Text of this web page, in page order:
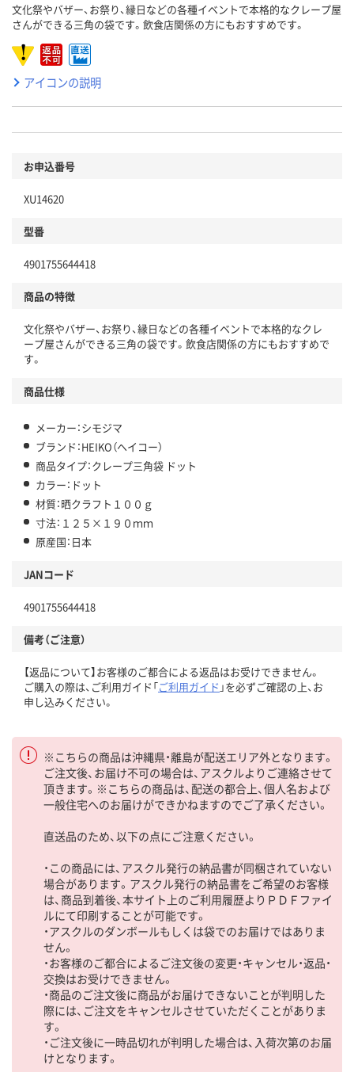
文化祭やバザー、お祭り、縁日などの各種イベントで本格的なクレープ屋
さんができる三角の袋です。飲食店関係の方にもおすすめです。
アイコンの説明
お申込番号
XU14620
型番
4901755644418
商品の特徴
文化祭やバザー、お祭り、縁日などの各種イベントで本格的なクレ
ープ屋さんができる三角の袋です。飲食店関係の方にもおすすめで
す。
商品仕様
メーカー：シモジマ
ブランド：HEIKO（ヘイコー）
商品タイプ：クレープ三角袋 ドット
カラー：ドット
材質：晒クラフト１００ｇ
寸法：１２５×１９０ｍｍ
原産国：日本
JANコード
4901755644418
備考（ご注意）
【返品について】お客様のご都合による返品はお受けできません。
ご購入の際は、ご利用ガイド「ご利用ガイド 」を必ずご確認の上、お
申し込みください。
※こちらの商品は沖縄県・離島が配送エリア外となります。
ご注文後、お届け不可の場合は、アスクルよりご連絡させて
頂きます。※こちらの商品は、配送の都合上、個人名および
一般住宅へのお届けができかねますのでご了承ください。
直送品のため、以下の点にご注意ください。
・この商品には、アスクル発行の納品書が同梱されていない
場合があります。アスクル発行の納品書をご希望のお客様
は、商品到着後、本サイト上のご利用履歴よりＰＤＦファイ
ルにて印刷することが可能です。
・アスクルのダンボールもしくは袋でのお届けではありま
せん。
・お客様のご都合によるご注文後の変更・キャンセル・返品・
交換はお受けできません。
・商品のご注文後に商品がお届けできないことが判明した
際には、ご注文をキャンセルさせていただくことがありま
す。
・ご注文後に一時品切れが判明した場合は、入荷次第のお届
けとなります。